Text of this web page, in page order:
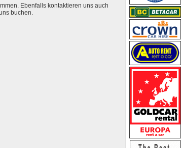
Ebenfalls kontaktieren uns auch
buchen.